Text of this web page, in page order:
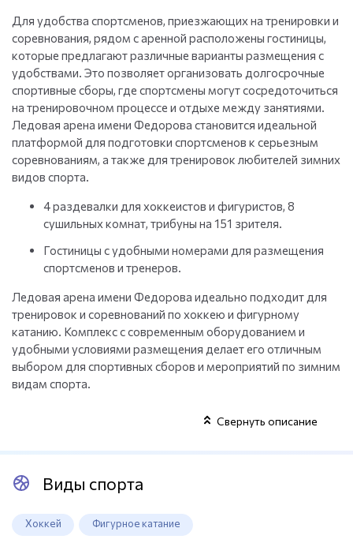
Для удобства спортсменов, приезжающих на тренировки и
соревнования, рядом с аренной расположены гостиницы,
которые предлагают различные варианты размещения с
удобствами. Это позволяет организовать долгосрочные
спортивные сборы, где спортсмены могут сосредоточиться
на тренировочном процессе и отдыхе между занятиями.
Ледовая арена имени Федорова становится идеальной
платформой для подготовки спортсменов к серьезным
соревнованиям, а также для тренировок любителей зимних
видов спорта.
4 раздевалки для хоккеистов и фигуристов, 8
сушильных комнат, трибуны на 151 зрителя.
Гостиницы с удобными номерами для размещения
спортсменов и тренеров.
Ледовая арена имени Федорова идеально подходит для
тренировок и соревнований по хоккею и фигурному
катанию. Комплекс с современным оборудованием и
удобными условиями размещения делает его отличным
выбором для спортивных сборов и мероприятий по зимним
видам спорта.
Свернуть описание
Виды спорта
Хоккей Фигурное катание